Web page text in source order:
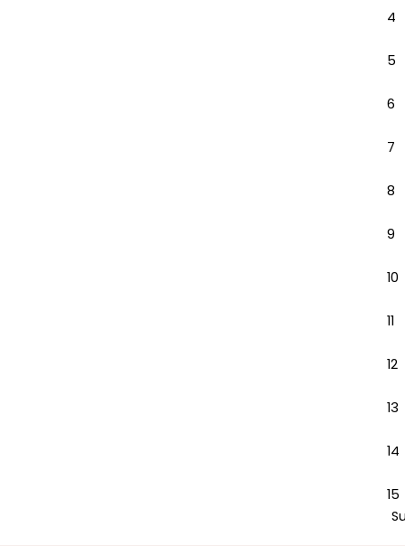
4
5
6
7
8
9
10
11
12
13
14
15